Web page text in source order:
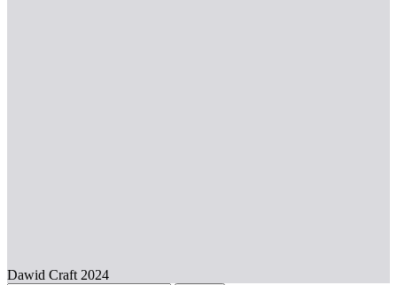
Dawid Craft 2024